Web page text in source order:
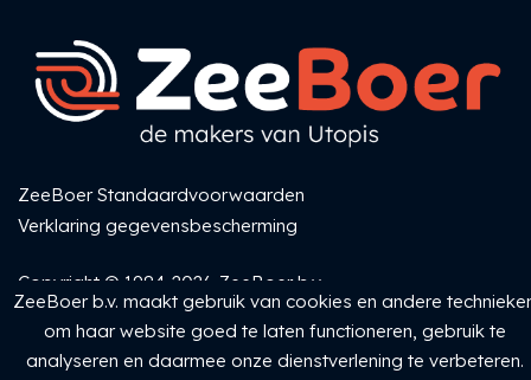
ZeeBoer Standaardvoorwaarden
Verklaring gegevensbescherming
Copyright © 1984-2026 ZeeBoer b.v.
ZeeBoer b.v. maakt gebruik van cookies en andere
om haar website goed te laten functioneren, gebruik te
analyseren en daarmee onze dienstverlening te verbeteren.